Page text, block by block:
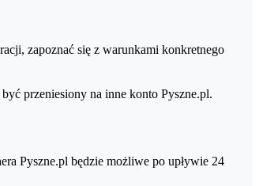
zapoznać się z warunkami konkretnego
przeniesiony na inne konto Pyszne.pl.
Pyszne.pl będzie możliwe po upływie 24